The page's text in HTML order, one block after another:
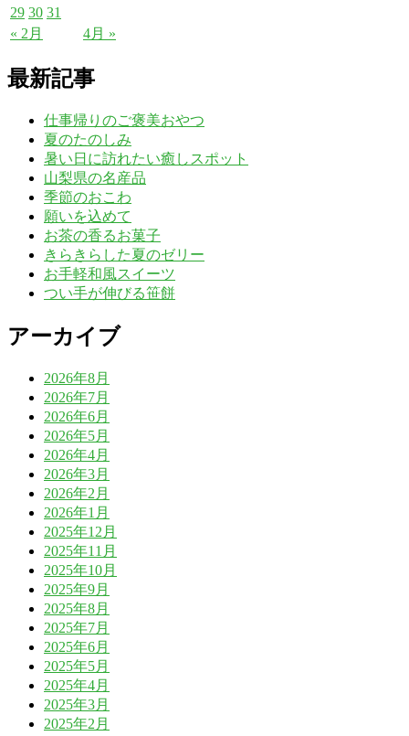
« 2月 4月 »
29 30 31
最新記事
仕事帰りのご褒美おやつ
夏のたのしみ
暑い日に訪れたい癒しスポット
山梨県の名産品
季節のおこわ
願いを込めて
お茶の香るお菓子
きらきらした夏のゼリー
お手軽和風スイーツ
つい手が伸びる笹餅
アーカイブ
2026年8月
2026年7月
2026年6月
2026年5月
2026年4月
2026年3月
2026年2月
2026年1月
2025年12月
2025年11月
2025年10月
2025年9月
2025年8月
2025年7月
2025年6月
2025年5月
2025年4月
2025年3月
2025年2月